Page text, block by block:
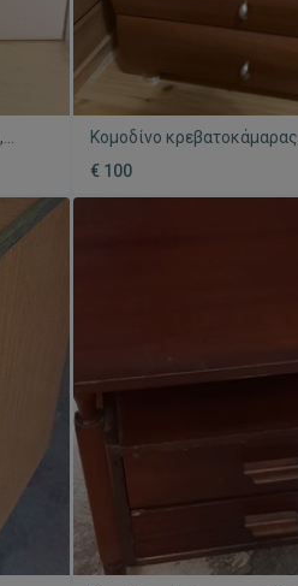
Κομοδίνο κρεβατοκάμαρας
μεγάλα συρτάρια
€ 100